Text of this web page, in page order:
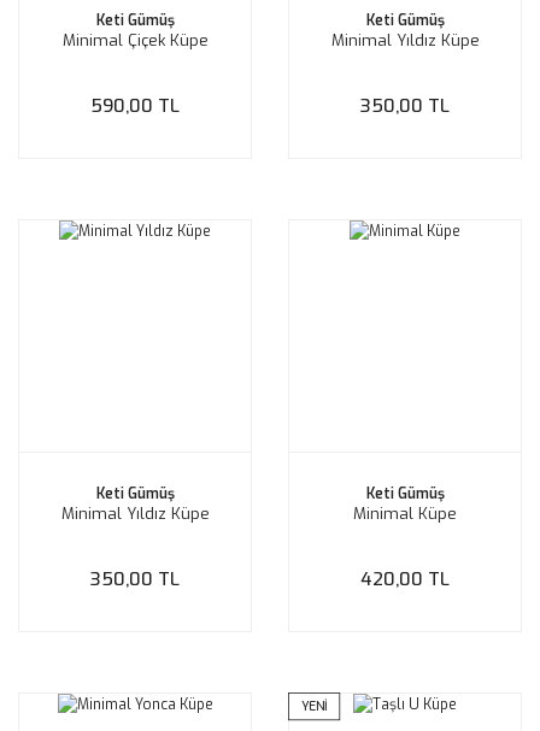
Keti Gümüş
Minimal Çiçek Küpe
590,00 TL
Keti Gümüş
Minimal Yıldız Küpe
350,00 TL
Keti Gümüş
Minimal Yıldız Küpe
350,00 TL
Keti Gümüş
Minimal Küpe
420,00 TL
YENİ